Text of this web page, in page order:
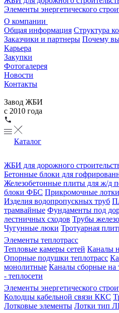
Элементы энергетического
О компании
Общая информация Структура
Заказчики и партнеры Почему
Карьера
Закупки
Фотогалерея
Новости
Контакты
Завод ЖБИ
с 2010 года
Каталог
ЖБИ для дорожного
Бетонные блоки для
Железобетонные плиты для ж/д
блоки ФБС Прикромочные
Изделия водопропускных труб
трамвайные Фундаменты под
лестничных сходов Трубы
Чугунные люки Тротуарная
Элементы теплотрасс
Тепловые камеры сетей Каналы
Опорные подушки теплотрасс
монолитные Каналы сборные на
- теплосети
Элементы энергетического
Колодцы кабельной связи ККС
Лотковые элементы Лотки тип